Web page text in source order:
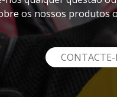
os nossos produtos